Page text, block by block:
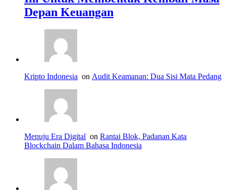
Depan Keuangan
Kripto Indonesia on Audit Keamanan: Dua Sisi Mata Pedang
Menuju Era Digital on Rantai Blok, Padanan Kata
Blockchain Dalam Bahasa Indonesia